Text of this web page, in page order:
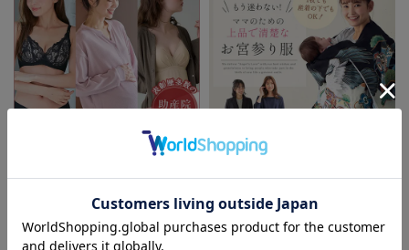
清楚なお宮参り服
お気に入り商品を確認する